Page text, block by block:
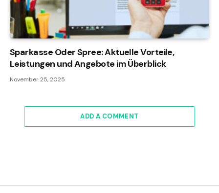
Sparkasse Oder Spree: Aktuelle Vorteile,
Leistungen und Angebote im Überblick
November 25, 2025
ADD A COMMENT